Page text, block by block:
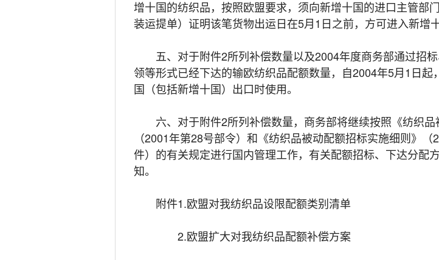
增十国的纺织品，按照欧盟要求，须向新增十国的进口主管部
装运提单）证明该笔货物出运日在5月1日之前，方可进入新增十
五、对于附件2所列补偿数量以及2004年度商务部通过招标
领等形式已经下达的输欧纺织品配额数量，自2004年5月1日起
国（包括新增十国）出口时使用。
六、对于附件2所列补偿数量，商务部将继续按照《纺织品
（2001年第28号部令）和《纺织品被动配额招标实施细则》
件）的有关规定进行国内管理工作，有关配额招标、下达分配
知。
附件1.欧盟对我纺织品设限配额类别清单
2.欧盟扩大对我纺织品配额补偿方案